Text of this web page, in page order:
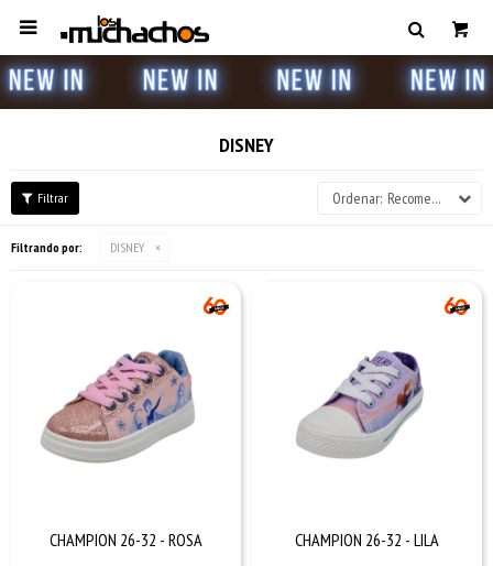

DISNEY
Recomendados
Filtrando por: DISNEY
CHAMPION 26-32 - ROSA CHAMPION 26-32 - LILA